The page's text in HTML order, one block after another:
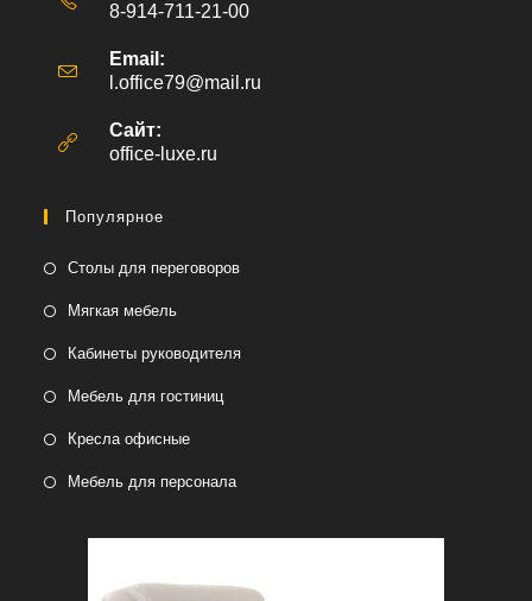
8-914-711-21-00
Email:
l.office79@mail.ru
Сайт:
office-luxe.ru
Популярное
Столы для переговоров
Мягкая мебель
Кабинеты руководителя
Мебель для гостиниц
Кресла офисные
Мебель для персонала